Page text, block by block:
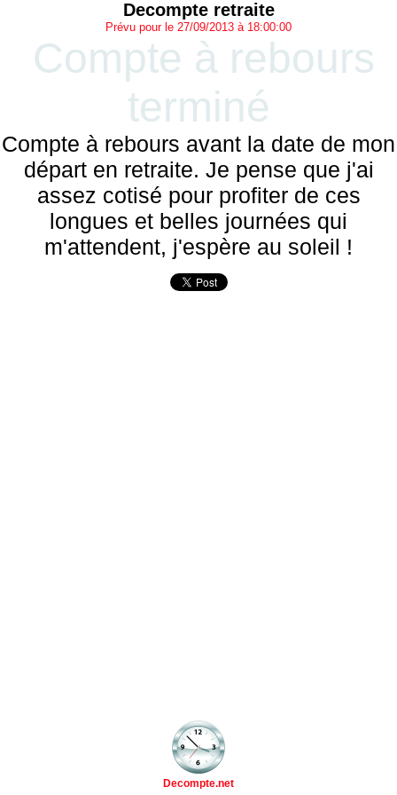
Decompte retraite
Prévu pour le 27/09/2013 à 18:00:00
Compte à rebours
terminé
Compte à rebours avant la date de mon
départ en retraite. Je pense que j'ai
assez cotisé pour profiter de ces
longues et belles journées qui
m'attendent, j'espère au soleil !
Decompte.net